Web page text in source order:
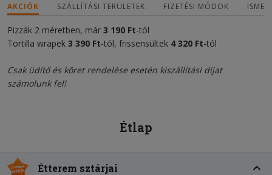
AKCIÓK SZÁLLÍTÁSI TERÜLETEK FIZETÉSI MÓDOK
Pizzák 2 méretben, már 3 190 Ft-tól
Tortilla wrapek 3 390 Ft-tól, frissensültek 4 320 Ft-tól
Csak üdítő és köret rendelése esetén kiszállítási díjat
számolunk fel!
Étlap
Étterem sztárjai